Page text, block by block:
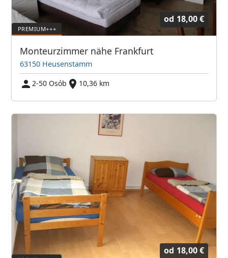
od 18,00 €
Monteurzimmer nähe Frankfurt
63150 Heusenstamm
2-50 Osób
10,36 km
od 18,00 €